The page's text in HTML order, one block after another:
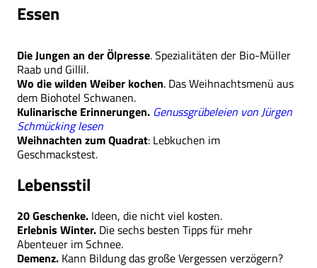
Essen
Die Jungen an der Ölpresse. Spezialitäten der Bio-Müller
Raab und Gillil.
Wo die wilden Weiber kochen. Das Weihnachtsmenü aus
dem Biohotel Schwanen.
Kulinarische Erinnerungen. Genussgrübeleien von Jürgen
Schmücking lesen
Weihnachten zum Quadrat: Lebkuchen im
Geschmackstest.
Lebensstil
20 Geschenke. Ideen, die nicht viel kosten.
Erlebnis Winter. Die sechs besten Tipps für mehr
Abenteuer im Schnee.
Demenz. Kann Bildung das große Vergessen verzögern?